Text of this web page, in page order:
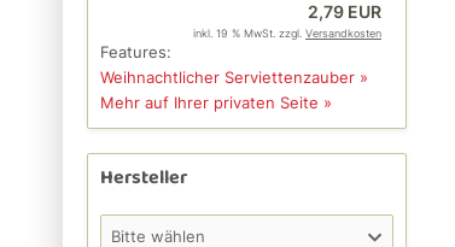
2,79 EUR
inkl. 19 % MwSt. zzgl. Versandkosten
Features:
Weihnachtlicher Serviettenzauber »
Mehr auf Ihrer privaten Seite »
Hersteller
Bitte wählen